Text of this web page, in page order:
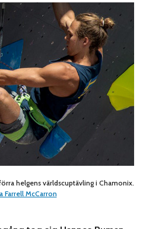
helgens världscuptävling i Chamonix.
Farrell McCarron